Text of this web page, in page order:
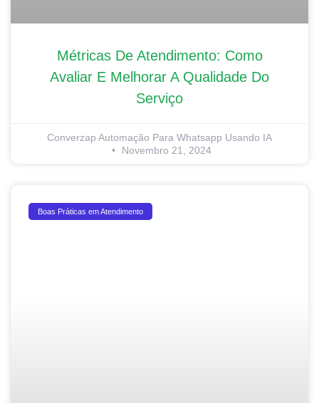
Métricas De Atendimento: Como
Avaliar E Melhorar A Qualidade Do
Serviço
Converzap Automação Para Whatsapp Usando IA
Novembro 21, 2024
Boas Práticas em Atendimento